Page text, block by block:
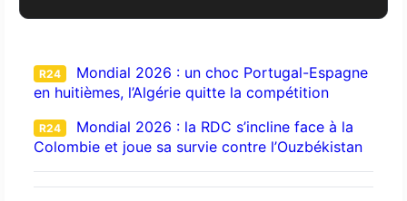
R24
Mondial 2026 : un choc Portugal-Espagne
en huitièmes, l’Algérie quitte la compétition
R24
Mondial 2026 : la RDC s’incline face à la
Colombie et joue sa survie contre l’Ouzbékistan